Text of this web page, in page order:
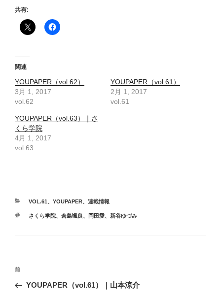
共有:
関連
YOUPAPER（vol.62）
3月 1, 2017
vol.62
YOUPAPER（vol.61）
2月 1, 2017
vol.61
YOUPAPER（vol.63）｜さ
くら学院
4月 1, 2017
vol.63
カ
ゴ
VOL.61、 YOUPAPER、 連載情報
タ
さくら学院、 倉島颯良、 岡田愛、 新谷ゆづみ
投
ナ
前
の
前
YOUPAPER（vol.61）｜山本涼介